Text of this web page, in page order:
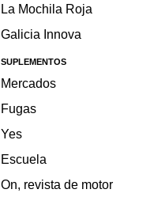
La Mochila Roja
Galicia Innova
SUPLEMENTOS
Mercados
Fugas
Yes
Escuela
On, revista de motor